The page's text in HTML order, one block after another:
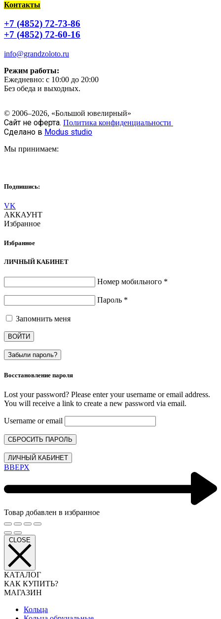
Контакты
+7 (4852) 72-73-86
+7 (4852) 72-60-16
info@grandzoloto.ru
Режим работы:
Ежедневно: с 10:00 до 20:00
Без обеда и выходных.
© 2006–2026, «Большой ювелирный»
Сайт не оферта. Политика конфиденциальности
Сделано в Modus studio
Мы принимаем:
Подпишись:
VK
АККАУНТ
Избранное
Избранное
ЛИЧНЫЙ КАБИНЕТ
Номер мобильного *
Пароль *
Запомнить меня
ВОЙТИ
Забыли пароль?
Восстановление пароля
Lost your password? Please enter your username or email address.
You will receive a link to create a new password via email.
Username or email
СБРОСИТЬ ПАРОЛЬ
ЛИЧНЫЙ КАБИНЕТ
ВВЕРХ
Товар добавлен в избранное
CLOSE
КАТАЛОГ
КАК КУПИТЬ?
МАГАЗИН
Кольца